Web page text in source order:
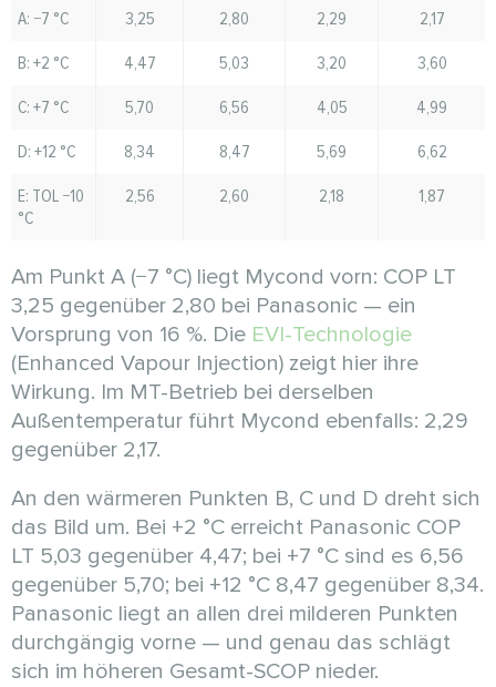
A: −7 °C 3,25 2,80 2,29
2,17
B: +2 °C
4,47 5,03 3,20
3,60
C: +7 °C
5,70 6,56 4,05
4,99
D: +12 °C
8,34 8,47 5,69
6,62
E: TOL −10
°C
2,56 2,60 2,18 1,87
Am Punkt A (−7 °C) liegt Mycond vorn: COP LT
3,25 gegenüber 2,80 bei Panasonic — ein
Vorsprung von 16 %. Die EVI-Technologie
(Enhanced Vapour Injection) zeigt hier ihre
Wirkung. Im MT-Betrieb bei derselben
Außentemperatur führt Mycond ebenfalls: 2,29
gegenüber 2,17.
An den wärmeren Punkten B, C und D dreht sich
das Bild um. Bei +2 °C erreicht Panasonic COP
LT 5,03 gegenüber 4,47; bei +7 °C sind es 6,56
gegenüber 5,70; bei +12 °C 8,47 gegenüber 8,34.
Panasonic liegt an allen drei milderen Punkten
durchgängig vorne — und genau das schlägt
sich im höheren Gesamt-SCOP nieder.